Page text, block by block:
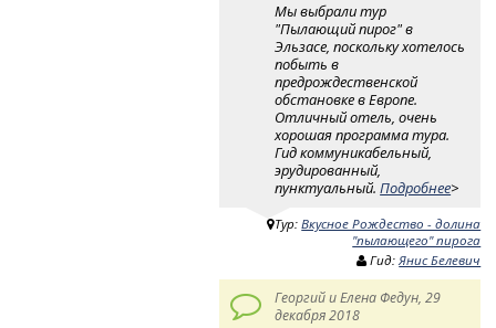
Мы выбрали тур
"Пылающий пирог" в
Эльзасе, поскольку хотелось
побыть в
предрождественской
обстановке в Европе.
Отличный отель, очень
хорошая программа тура.
Гид коммуникабельный,
эрудированный,
пунктуальный.Подробнее>
Тур:Вкусное Рождество - долина
"пылающего" пирога
Гид:Янис Белевич
Георгий и Елена Федун, 29
декабря 2018